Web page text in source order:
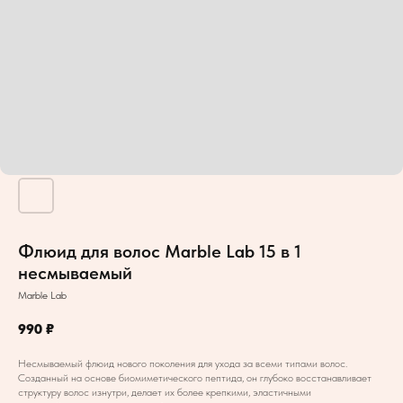
Флюид для волос Marble Lab 15 в 1
несмываемый
Marble Lab
990 ₽
Несмываемый флюид нового поколения для ухода за всеми типами волос.
Созданный на основе биомиметического пептида, он глубоко восстанавливает
структуру волос изнутри, делает их более крепкими, эластичными